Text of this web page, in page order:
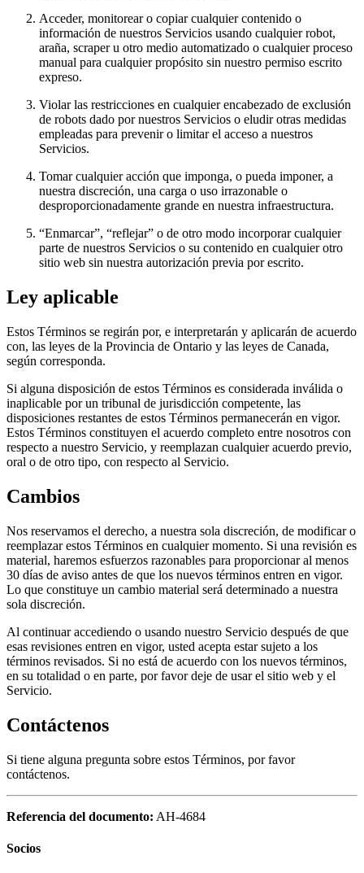
Acceder, monitorear o copiar cualquier contenido o
información de nuestros Servicios usando cualquier robot,
araña, scraper u otro medio automatizado o cualquier proceso
manual para cualquier propósito sin nuestro permiso escrito
expreso.
Violar las restricciones en cualquier encabezado de exclusión
de robots dado por nuestros Servicios o eludir otras medidas
empleadas para prevenir o limitar el acceso a nuestros
Servicios.
Tomar cualquier acción que imponga, o pueda imponer, a
nuestra discreción, una carga o uso irrazonable o
desproporcionadamente grande en nuestra infraestructura.
“Enmarcar”, “reflejar” o de otro modo incorporar cualquier
parte de nuestros Servicios o su contenido en cualquier otro
sitio web sin nuestra autorización previa por escrito.
Ley aplicable
Estos Términos se regirán por, e interpretarán y aplicarán de acuerdo
con, las leyes de la Provincia de Ontario y las leyes de Canada,
según corresponda.
Si alguna disposición de estos Términos es considerada inválida o
inaplicable por un tribunal de jurisdicción competente, las
disposiciones restantes de estos Términos permanecerán en vigor.
Estos Términos constituyen el acuerdo completo entre nosotros con
respecto a nuestro Servicio, y reemplazan cualquier acuerdo previo,
oral o de otro tipo, con respecto al Servicio.
Cambios
Nos reservamos el derecho, a nuestra sola discreción, de modificar o
reemplazar estos Términos en cualquier momento. Si una revisión es
material, haremos esfuerzos razonables para proporcionar al menos
30 días de aviso antes de que los nuevos términos entren en vigor.
Lo que constituye un cambio material será determinado a nuestra
sola discreción.
Al continuar accediendo o usando nuestro Servicio después de que
esas revisiones entren en vigor, usted acepta estar sujeto a los
términos revisados. Si no está de acuerdo con los nuevos términos,
en su totalidad o en parte, por favor deje de usar el sitio web y el
Servicio.
Contáctenos
Si tiene alguna pregunta sobre estos Términos, por favor
contáctenos.
Referencia del documento: AH-4684
Socios